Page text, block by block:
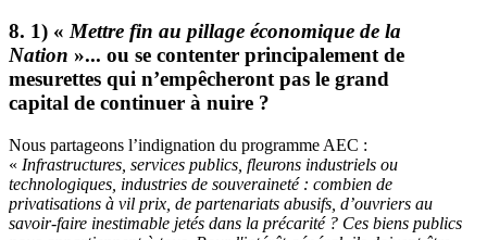
8. 1) « Mettre fin au pillage économique de la
Nation »... ou se contenter principalement de
mesurettes qui n’empêcheront pas le grand
capital de continuer à nuire ?
Nous partageons l’indignation du programme AEC :
« Infrastructures, services publics, fleurons industriels ou
technologiques, industries de souveraineté : combien de
privatisations à vil prix, de partenariats abusifs, d’ouvriers au
savoir-faire inestimable jetés dans la précarité ? Ces biens publics